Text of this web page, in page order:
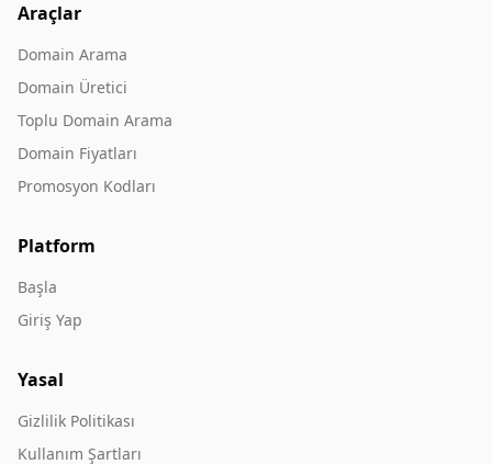
Araçlar
Domain Arama
Domain Üretici
Toplu Domain Arama
Domain Fiyatları
Promosyon Kodları
Platform
Başla
Giriş Yap
Yasal
Gizlilik Politikası
Kullanım Şartları